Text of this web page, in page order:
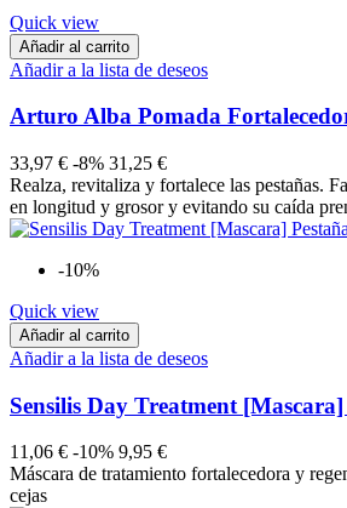
Quick view
Añadir al carrito
Añadir a la lista de deseos
Arturo Alba Pomada
33,97 € -8% 31,25 €
Realza, revitaliza y fortalece las pestañas.
en longitud y grosor y evitando su caída
-10%
Quick view
Añadir al carrito
Añadir a la lista de deseos
Sensilis Day Treatment [Mascara]
11,06 € -10% 9,95 €
Máscara de tratamiento fortalecedora y
cejas